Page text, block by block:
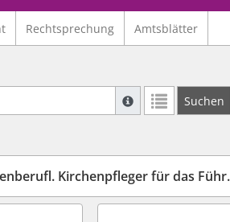
Rechtsprechung Amtsblätter
Suche mit
Weitere
Suchen
Kirchenpfleger für das Führen eines Baubuches